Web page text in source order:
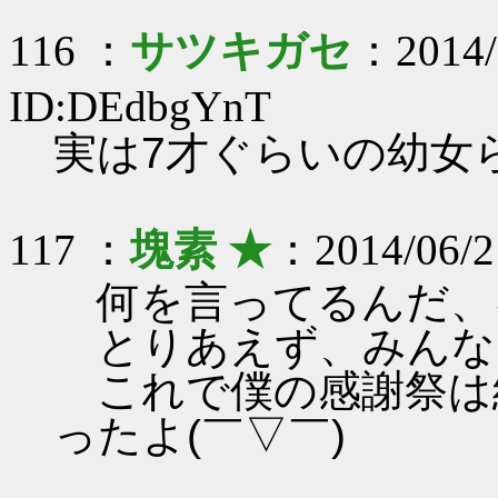
116 ： サツキガセ ：
ID:DEdbgYnT
実は7才ぐらいの幼女
117 ：塊素 ★：2014/06/
何を言ってるんだ
とりあえず、みん
これで僕の感謝祭
ったよ(￣▽￣)